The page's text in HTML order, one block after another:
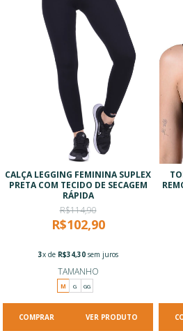
CALÇA LEGGING FEMININA SUPLEX
PRETA COM TECIDO DE SECAGEM
RÁPIDA
R$114,90
R$102,90
3x de R$34,30sem juros
TAMANHO
M G GG
VER PRODUTO